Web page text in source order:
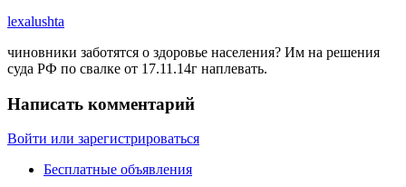
lexalushta
чиновники заботятся о здоровье населения? Им на решения
суда РФ по свалке от 17.11.14г наплевать.
Написать комментарий
Войти или зарегистрироваться
Бесплатные объявления